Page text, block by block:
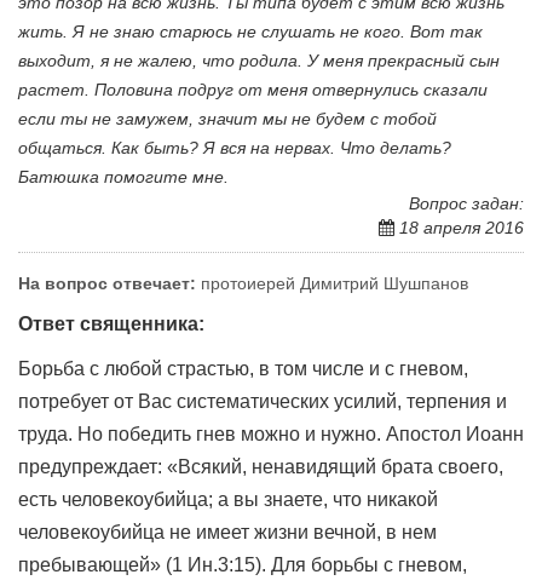
жить. Я не знаю старюсь не слушать не кого. Вот так
выходит, я не жалею, что родила. У меня прекрасный сын
растет. Половина подруг от меня отвернулись сказали
если ты не замужем, значит мы не будем с тобой
общаться. Как быть? Я вся на нервах. Что делать?
Батюшка помогите мне.
Вопрос задан:
18 апреля 2016
На вопрос отвечает: протоиерей Димитрий Шушпанов
Ответ священника:
Борьба с любой страстью, в том числе и с гневом,
потребует от Вас систематических усилий, терпения и
труда. Но победить гнев можно и нужно. Апостол Иоанн
предупреждает: «Всякий, ненавидящий брата своего,
есть человекоубийца; а вы знаете, что никакой
человекоубийца не имеет жизни вечной, в нем
пребывающей» (1 Ин.3:15). Для борьбы с гневом,